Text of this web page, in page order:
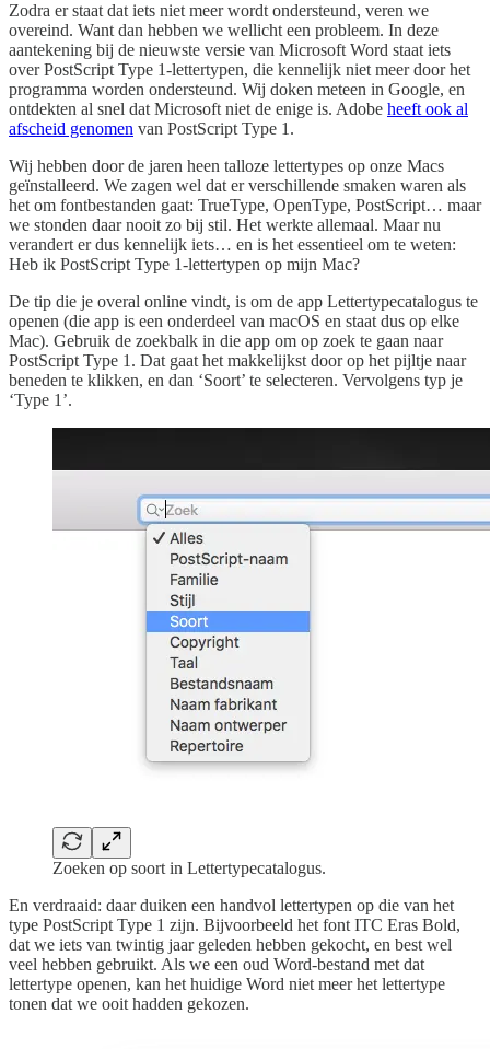
Zodra er staat dat iets niet meer wordt ondersteund, veren we
overeind. Want dan hebben we wellicht een probleem. In deze
aantekening bij de nieuwste versie van Microsoft Word staat iets
over PostScript Type 1-lettertypen, die kennelijk niet meer door het
programma worden ondersteund. Wij doken meteen in Google, en
ontdekten al snel dat Microsoft niet de enige is. Adobe heeft ook al
afscheid genomen van PostScript Type 1.
Wij hebben door de jaren heen talloze lettertypes op onze Macs
geïnstalleerd. We zagen wel dat er verschillende smaken waren als
het om fontbestanden gaat: TrueType, OpenType, PostScript… maar
we stonden daar nooit zo bij stil. Het werkte allemaal. Maar nu
verandert er dus kennelijk iets… en is het essentieel om te weten:
Heb ik PostScript Type 1-lettertypen op mijn Mac?
De tip die je overal online vindt, is om de app Lettertypecatalogus te
openen (die app is een onderdeel van macOS en staat dus op elke
Mac). Gebruik de zoekbalk in die app om op zoek te gaan naar
PostScript Type 1. Dat gaat het makkelijkst door op het pijltje naar
beneden te klikken, en dan ‘Soort’ te selecteren. Vervolgens typ je
‘Type 1’.
Zoeken op soort in Lettertypecatalogus.
En verdraaid: daar duiken een handvol lettertypen op die van het
type PostScript Type 1 zijn. Bijvoorbeeld het font ITC Eras Bold,
dat we iets van twintig jaar geleden hebben gekocht, en best wel
veel hebben gebruikt. Als we een oud Word-bestand met dat
lettertype openen, kan het huidige Word niet meer het lettertype
tonen dat we ooit hadden gekozen.